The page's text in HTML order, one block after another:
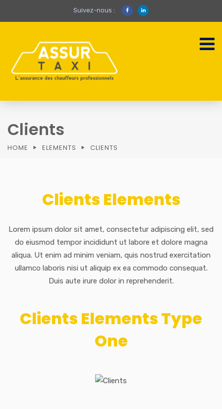
Suivez-nous :
Clients
HOME ELEMENTS CLIENTS
Clients Elements
Lorem ipsum dolor sit amet, consectetur adipiscing elit, sed
do eiusmod tempor incididunt ut labore et dolore magna
aliqua. Ut enim ad minim veniam, quis nostrud exercitation
ullamco laboris nisi ut aliquip ex ea commodo consequat.
Duis aute irure dolor in reprehenderit.
Clients Elements Type
One